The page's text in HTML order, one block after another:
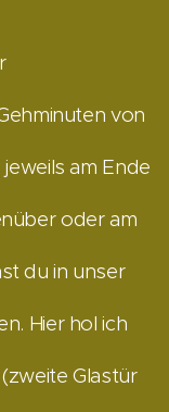
von
am Ende
oder am
du in unser
Hier hol ich
Glastür